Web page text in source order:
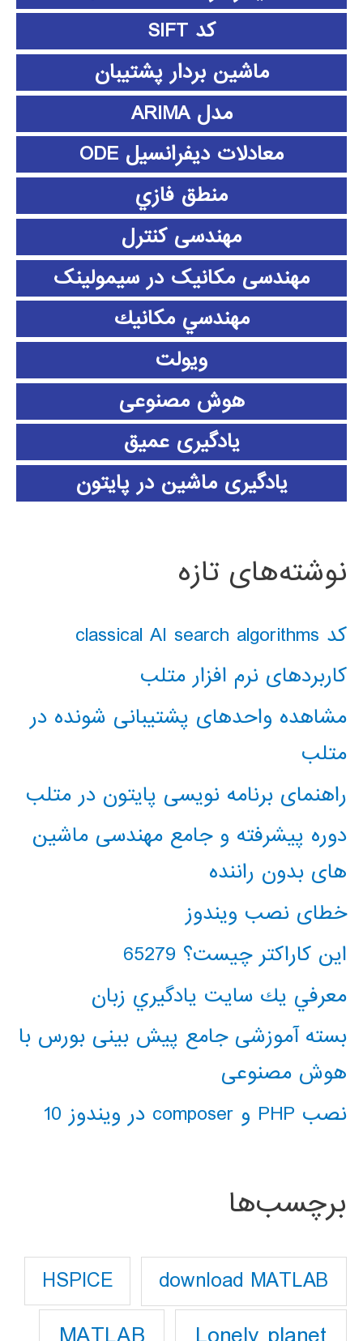
کد SIFT
ماشین بردار پشتیبان
مدل ARIMA
معادلات دیفرانسیل ODE
منطق فازي
مهندسی کنترل
مهندسی مکانیک در سیمولینک
مهندسي مكانيك
ویولت
هوش مصنوعی
یادگیری عمیق
یادگیری ماشین در پایتون
نوشته‌های تازه
کد classical AI search algorithms
کاربردهای نرم افزار متلب
مشاهده واحدهای پشتیبانی شونده در
متلب
راهنمای برنامه نویسی پایتون در متلب
دوره پیشرفته و جامع مهندسی ماشین
های بدون راننده
خطای نصب ویندوز
این کاراکتر چیست؟ 65279
معرفي يك سايت يادگيري زبان
بسته آموزشی جامع پیش بینی بورس با
هوش مصنوعی
نصب PHP و composer در ویندوز 10
برچسب‌ها
download MATLAB
HSPICE